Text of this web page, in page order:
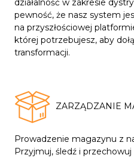
działalność w zakresie
pewność, że nasz system
na przyszłościowej
której potrzebujesz, aby
transformacji.
ZARZĄDZANIE
Prowadzenie magazynu z
Przyjmuj, śledź i